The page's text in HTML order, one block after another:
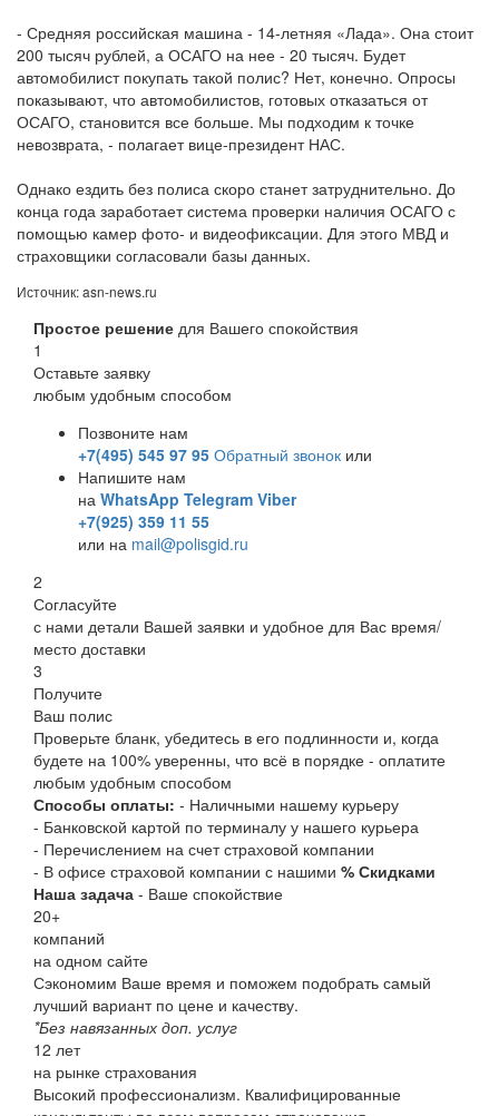
- Средняя российская машина - 14-летняя «Лада». Она стоит
200 тысяч рублей, а ОСАГО на нее - 20 тысяч. Будет
автомобилист покупать такой полис? Нет, конечно. Опросы
показывают, что автомобилистов, готовых отказаться от
ОСАГО, становится все больше. Мы подходим к точке
невозврата, - полагает вице-президент НАС.
Однако ездить без полиса скоро станет затруднительно. До
конца года заработает система проверки наличия ОСАГО с
помощью камер фото- и видеофиксации. Для этого МВД и
страховщики согласовали базы данных.
Источник: asn-news.ru
Простое решение для Вашего спокойствия
1
Оставьте заявку
любым удобным способом
Позвоните нам
+7(495) 545 97 95 Обратный звонок или
Напишите нам
на WhatsApp Telegram Viber
+7(925) 359 11 55
или на mail@polisgid.ru
2
Согласуйте
с нами детали Вашей заявки и удобное для Вас время/
место доставки
3
Получите
Ваш полис
Проверьте бланк, убедитесь в его подлинности и, когда
будете на 100% уверенны, что всё в порядке - оплатите
любым удобным способом
Способы оплаты: - Наличными нашему курьеру
- Банковской картой по терминалу у нашего курьера
- Перечислением на счет страховой компании
- В офисе страховой компании с нашими % Скидками
Наша задача - Ваше спокойствие
20+
компаний
на одном сайте
Сэкономим Ваше время и поможем подобрать самый
лучший вариант по цене и качеству.
*Без навязанных доп. услуг
12 лет
на рынке страхования
Высокий профессионализм. Квалифицированные